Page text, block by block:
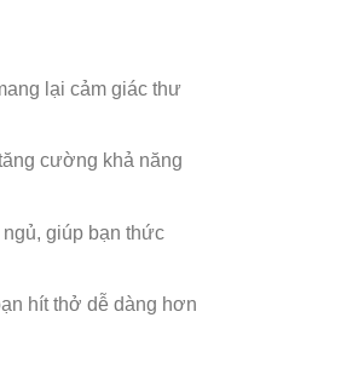
lại cảm giác thư
cường khả năng
giúp bạn thức
hít thở dễ dàng hơn